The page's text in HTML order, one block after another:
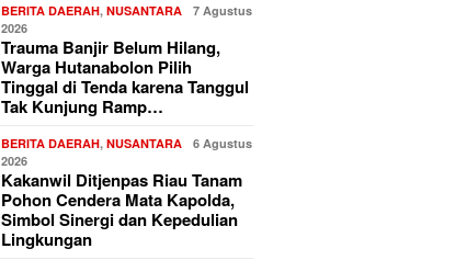
BERITA DAERAH,NUSANTARA
7 Agustus
2026
Trauma Banjir Belum Hilang,
Warga Hutanabolon Pilih
Tinggal di Tenda karena Tanggul
Tak Kunjung Ramp…
BERITA DAERAH,NUSANTARA
6 Agustus
2026
Kakanwil Ditjenpas Riau Tanam
Pohon Cendera Mata Kapolda,
Simbol Sinergi dan Kepedulian
Lingkungan